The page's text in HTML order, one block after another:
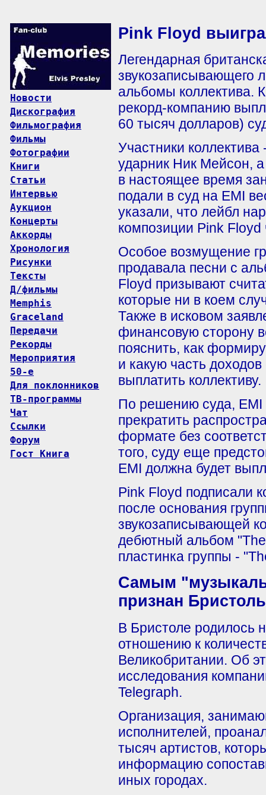
Новости
Дискография
Фильмография
Фильмы
Фотографии
Книги
Статьи
Интервью
Аукцион
Концерты
Аккорды
Хронология
Рисунки
Тексты
Д/фильмы
Memphis
Graceland
Передачи
Рекорды
Мероприятия
50-е
Для поклонников
ТВ-программы
Чат
Ссылки
Форум
Гост Книга
Pink Floyd
Легендарная
звукозаписывающего
альбомы коллектива.
рекорд-компанию
60 тысяч долларов)
Участники
ударник Ник Мейсон,
в настоящее время
подали в суд на EMI
указали, что лейбл
композиции Pink Floyd
Особое возмущение
продавала песни с
Floyd призывают
которые ни в коем
Также в исковом
финансовую сторону
пояснить, как
и какую часть
выплатить коллективу.
По решению суда, EMI
прекратить
формате без
того, суду еще
EMI должна будет
Pink Floyd подписали
после основания
звукозаписывающей
дебютный альбом
пластинка группы -
Самым
признан Бристоль
В Бристоле родилось
отношению к
Великобритании. Об
исследования
Telegraph.
Организация,
исполнителей,
тысяч артистов,
информацию
иных городах.